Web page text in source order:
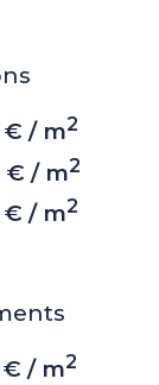
€ / m2
€ / m2
€ / m2
€ / m2